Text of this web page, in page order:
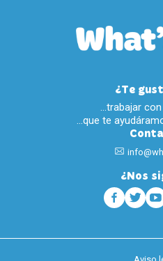
¿Te
…trabajar
…que te
¿Nos